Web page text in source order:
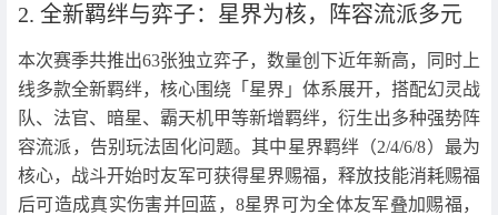
2. 全新羁绊与弈子：星界为核，阵容流派多元
本次赛季共推出63张独立弈子，数量创下近年新高，同时上
线多款全新羁绊，核心围绕「星界」体系展开，搭配幻灵战
队、法官、暗星、霸天机甲等新增羁绊，衍生出多种强势阵
容流派，告别玩法固化问题。其中星界羁绊（2/4/6/8）最为
核心，战斗开始时友军可获得星界赐福，释放技能消耗赐福
后可造成真实伤害并回蓝，8星界可为全体友军叠加赐福，